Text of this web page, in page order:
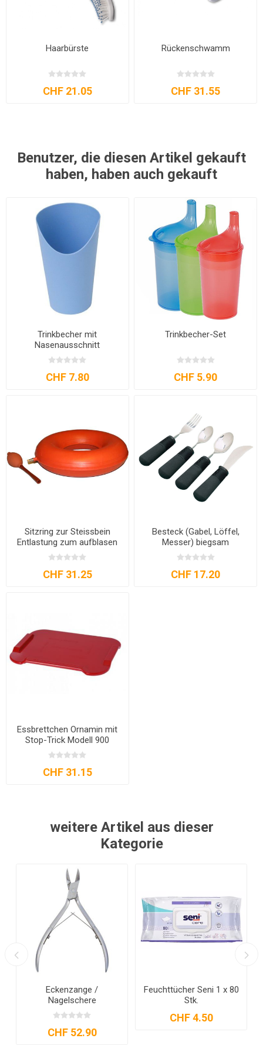
Haarbürste
CHF 21.05
Rückenschwamm
CHF 31.55
Benutzer, die diesen Artikel gekauft
haben, haben auch gekauft
Trinkbecher mit
Nasenausschnitt
CHF 7.80
Trinkbecher-Set
CHF 5.90
Sitzring zur Steissbein
Entlastung zum aufblasen
CHF 31.25
Besteck (Gabel, Löffel,
Messer) biegsam
CHF 17.20
Essbrettchen Ornamin mit
Stop-Trick Modell 900
CHF 31.15
weitere Artikel aus dieser
Kategorie
Feuchttücher Seni
Sensetive 1 x 68
CHF 4.50
Fussbad Beurer